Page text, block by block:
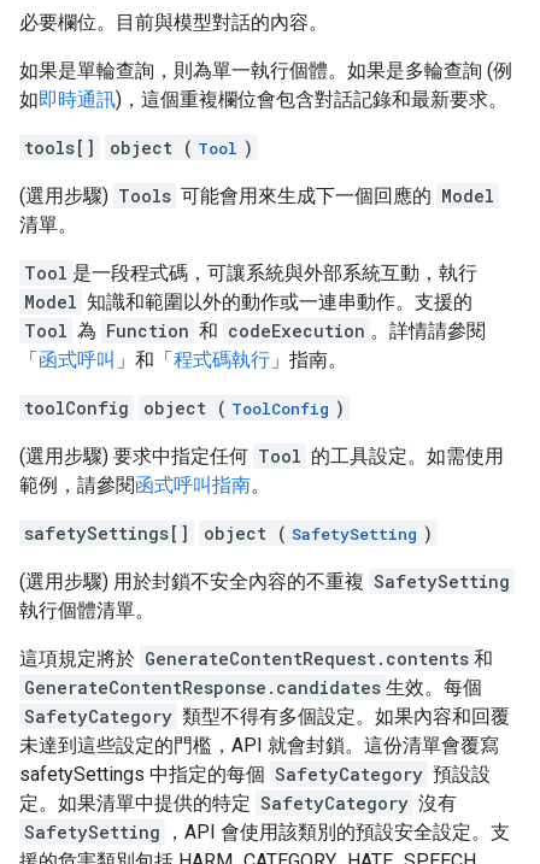
必要欄位。目前與模型對話的內容。
如果是單輪查詢，則為單一執行個體。如果是多輪查詢 (例
如即時通訊)，這個重複欄位會包含對話記錄和最新要求。
tools[] object ( Tool )
(選用步驟) Tools 可能會用來生成下一個回應的 Model
清單。
Tool 是一段程式碼，可讓系統與外部系統互動，執行
Model 知識和範圍以外的動作或一連串動作。支援的
Tool 為 Function 和 codeExecution 。詳情請參閱
「函式呼叫 」和「程式碼執行 」指南。
toolConfig object ( ToolConfig )
(選用步驟) 要求中指定任何 Tool 的工具設定。如需使用
範例，請參閱函式呼叫指南。
safetySettings[] object ( SafetySetting )
(選用步驟) 用於封鎖不安全內容的不重複 SafetySetting
執行個體清單。
這項規定將於 GenerateContentRequest.contents 和
GenerateContentResponse.candidates 生效。每個
SafetyCategory 類型不得有多個設定。如果內容和回覆
未達到這些設定的門檻，API 就會封鎖。這份清單會覆寫
safetySettings 中指定的每個 SafetyCategory 預設設
定。如果清單中提供的特定 SafetyCategory 沒有
SafetySetting
，API 會使用該類別的預設安全設定。支